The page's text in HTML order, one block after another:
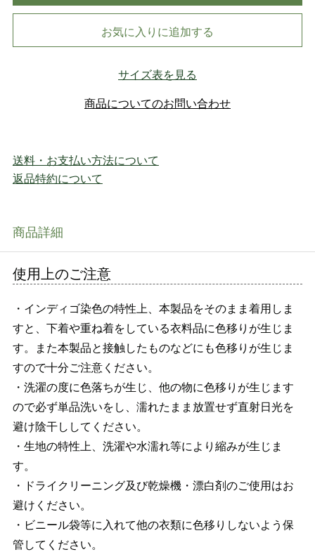
お気に入りに追加する
サイズ表を見る
商品についてのお問い合わせ
送料・お支払い方法について
返品特約について
商品詳細
使用上のご注意
・インディゴ染色の特性上、本製品をそのまま着用しま
すと、下着や重ね着をしている衣料品に色移りが生じま
す。また本製品と接触したものなどにも色移りが生じま
すので十分ご注意ください。
・洗濯の度に色落ちが生じ、他の物に色移りが生じます
ので必ず単品洗いをし、濡れたまま放置せず直射日光を
避け陰干ししてください。
・生地の特性上、洗濯や水濡れ等により縮みが生じま
す。
・ドライクリーニング及び乾燥機・漂白剤のご使用はお
避けください。
・ビニール袋等に入れて他の衣類に色移りしないよう保
管してください。